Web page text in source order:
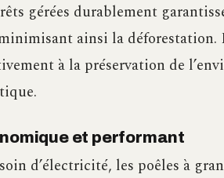
gérées durablement
ainsi la
à la préservation de
et performant
d’électricité, les poêles à